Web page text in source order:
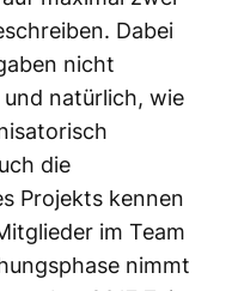
Dabei
nicht
und natürlich, wie
die
Projekts kennen
im Team
nimmt